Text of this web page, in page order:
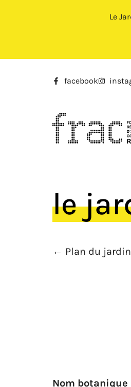
Le
facebook
le
← Plan du jardin
Nom botanique